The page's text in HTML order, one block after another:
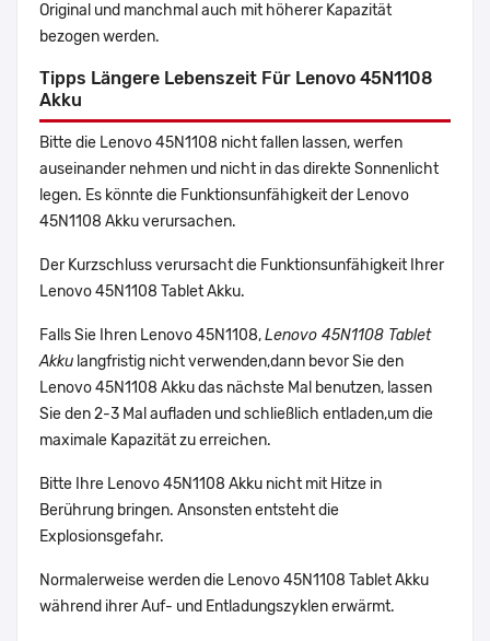
Original und manchmal auch mit höherer Kapazität
bezogen werden.
Tipps Längere Lebenszeit Für Lenovo 45N1108
Akku
Bitte die Lenovo 45N1108 nicht fallen lassen, werfen
auseinander nehmen und nicht in das direkte Sonnenlicht
legen. Es könnte die Funktionsunfähigkeit der Lenovo
45N1108 Akku verursachen.
Der Kurzschluss verursacht die Funktionsunfähigkeit Ihrer
Lenovo 45N1108 Tablet Akku.
Falls Sie Ihren Lenovo 45N1108,Lenovo 45N1108 Tablet
Akku langfristig nicht verwenden,dann bevor Sie den
Lenovo 45N1108 Akku das nächste Mal benutzen, lassen
Sie den 2-3 Mal aufladen und schließlich entladen,um die
maximale Kapazität zu erreichen.
Bitte Ihre Lenovo 45N1108 Akku nicht mit Hitze in
Berührung bringen. Ansonsten entsteht die
Explosionsgefahr.
Normalerweise werden die Lenovo 45N1108 Tablet Akku
während ihrer Auf- und Entladungszyklen erwärmt.